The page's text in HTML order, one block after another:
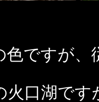
色ですが、
火口湖です